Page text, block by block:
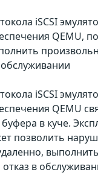
iSCSI
QEMU,
iSCSI
QEMU
в куче.
позволить
в